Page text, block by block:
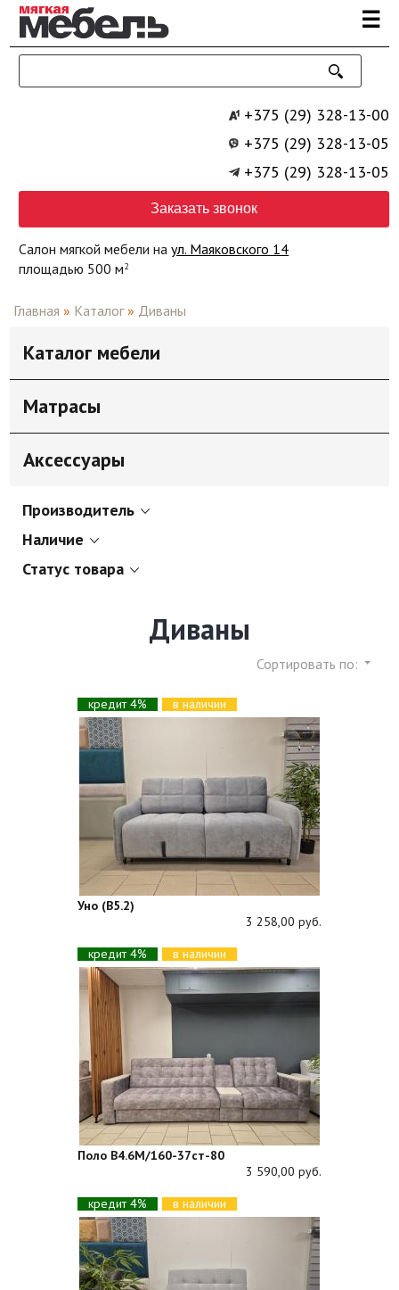
Перейти к основному содержанию ☰
+375 (29) 328-13-00
+375 (29) 328-13-05
+375 (29) 328-13-05
Заказать звонок
Салон мягкой мебели наул. Маяковского 14
площадью 500 м2
Главная » Каталог » Диваны
Каталог мебели
Матрасы
Аксессуары
Производитель
Наличие
Статус товара
Диваны
Сортировать по:
кредит 4% в наличии
Уно (В5.2)
3 258,00 руб.
кредит 4%
в наличии
Поло В4.6М/160-37ст-80
3 590,00 руб.
кредит 4%
в наличии